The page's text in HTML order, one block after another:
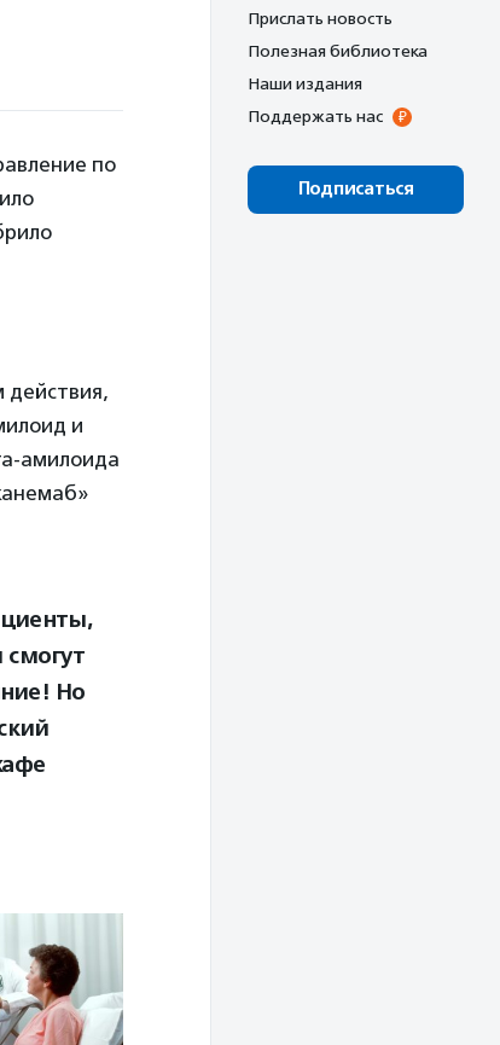
по
и
амилоида
Но
Прислать новость
Полезная библиотека
Наши издания
Поддержать нас
Подписаться